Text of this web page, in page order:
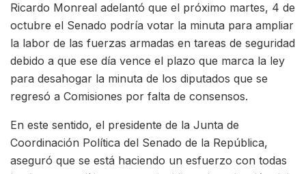
Ricardo Monreal adelantó que el próximo martes, 4 de
octubre el Senado podría votar la minuta para ampliar
la labor de las fuerzas armadas en tareas de seguridad
debido a que ese día vence el plazo que marca la ley
para desahogar la minuta de los diputados que se
regresó a Comisiones por falta de consensos.
En este sentido, el presidente de la Junta de
Coordinación Política del Senado de la República,
aseguró que se está haciendo un esfuerzo con todas